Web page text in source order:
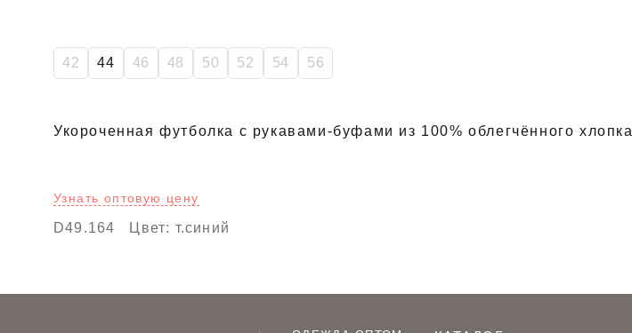
42 44 46 48 50 52 54 56
Укороченная футболка с рукавами-буфами из 100% облегчённого хлопка
Узнать оптовую цену
D49.164 Цвет: т.синий